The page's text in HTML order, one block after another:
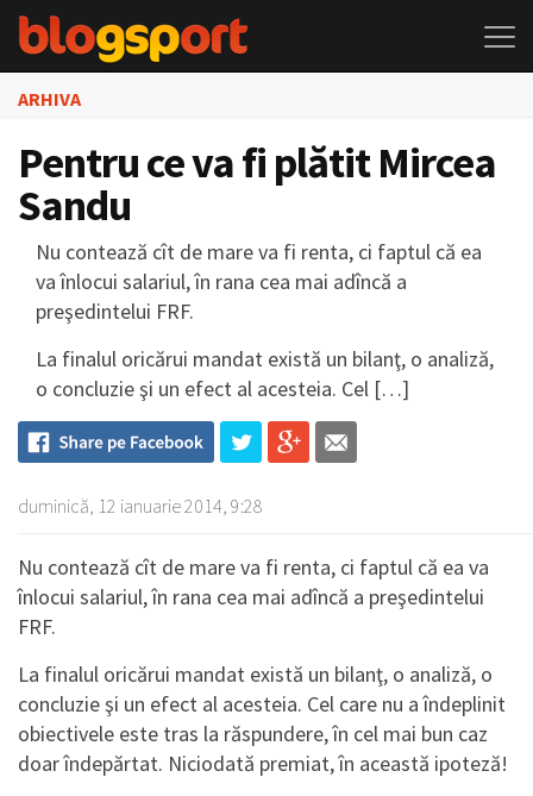
ARHIVA
Pentru ce va fi plătit Mircea
Sandu
Nu contează cît de mare va fi renta, ci faptul că ea
va înlocui salariul, în rana cea mai adîncă a
preşedintelui FRF.
La finalul oricărui mandat există un bilanţ, o analiză,
o concluzie şi un efect al acesteia. Cel […]
duminică, 12 ianuarie 2014, 9:28
Nu contează cît de mare va fi renta, ci faptul că ea va
înlocui salariul, în rana cea mai adîncă a preşedintelui
FRF.
La finalul oricărui mandat există un bilanţ, o analiză, o
concluzie şi un efect al acesteia. Cel care nu a îndeplinit
obiectivele este tras la răspundere, în cel mai bun caz
doar îndepărtat. Niciodată premiat, în această ipoteză!